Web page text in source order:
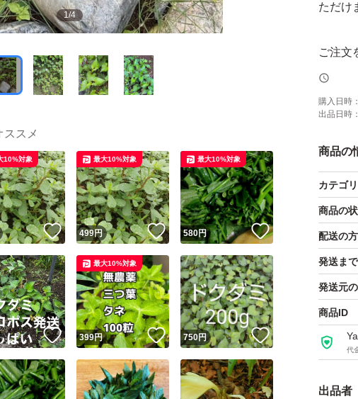
1/4
ただけ
ご注文
ネコポ
いっぱ
発送中
ご了承
よろし
購入日時：
出品日時：
商品の
カテゴリ
商品の
配送の
発送ま
発送元
商品ID
代
出品者
ススメ
いいね！
10%対象
499円 いいね！
最大10%対象
580円 いいね！
最大10%対象
いいね！
399円 いいね！
最大10%対象
750円 いいね！